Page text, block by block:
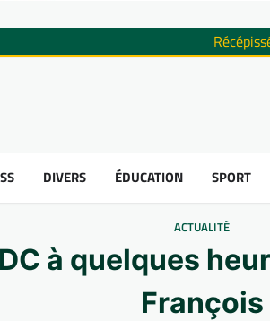
DIVERS ÉDUCATION SPORT
ACTUALITÉ
à quelques
François